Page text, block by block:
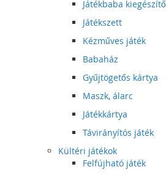
Játékbaba kiegészítő
Játékszett
Kézműves játék
Babaház
Gyűjtögetős kártya
Maszk, álarc
Játékkártya
Távirányítós játék
Kültéri játékok
Felfújható játék